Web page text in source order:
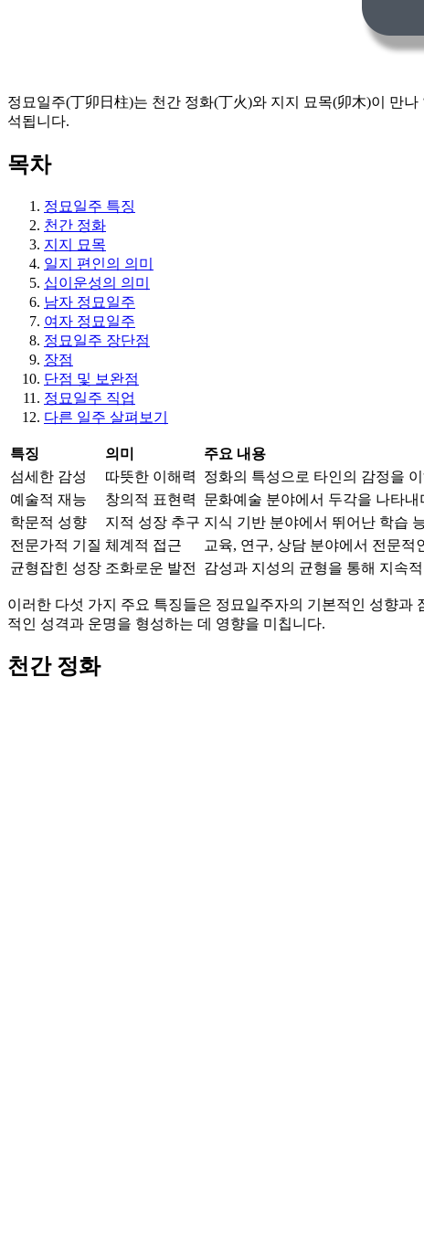
정묘일주(丁卯日柱)는 천간 정화(丁火)와 지지 묘목(卯木)이 만
석됩니다.
목차
정묘일주 특징
천간 정화
지지 묘목
일지 편인의 의미
십이운성의 의미
남자 정묘일주
여자 정묘일주
정묘일주 장단점
장점
단점 및 보완점
정묘일주 직업
다른 일주 살펴보기
특징 의미
주요 내용
섬세한 감성
따뜻한 이해력
정화의 특성으로 타인의 감정을
예술적 재능
창의적 표현력
문화예술 분야에서 두각을 나타
학문적 성향
지적 성장 추구 지식 기반 분야에서 뛰어난 학습
전문가적 기질 체계적 접근
교육, 연구, 상담 분야에서 전문적
균형잡힌 성장 조화로운 발전 감성과 지성의 균형을 통해 지속
이러한 다섯 가지 주요 특징들은 정묘일주자의 기본적인 성향
적인 성격과 운명을 형성하는 데 영향을 미칩니다.
천간 정화